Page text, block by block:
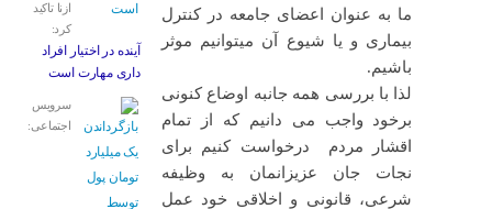
ما به عنوان اعضای جامعه در کنترل
بیماری و یا شیوع آن میتوانیم موثر
باشیم.
لذا با بررسی همه جانبه اوضاع کنونی
برخود واجب می دانیم که از تمام
اقشار مردم درخواست کنیم برای
نجات جان عزیزانمان به وظیفه
شرعی، قانونی و اخلاقی خود عمل
ازنا تاکید
کرد:
آینده در اختیار افراد
داری مهارت است
سرویس
اجتماعی: